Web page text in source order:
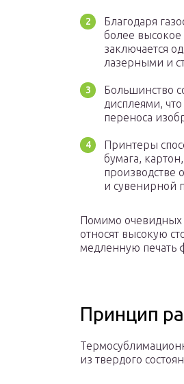
Благодаря
более
заключается
лазерными и
Большинство
дисплеями,
переноса
Принтеры
бумага,
производстве
и сувенирной
Помимо очевидных
относят высокую
медленную печать
Принцип
из твердого